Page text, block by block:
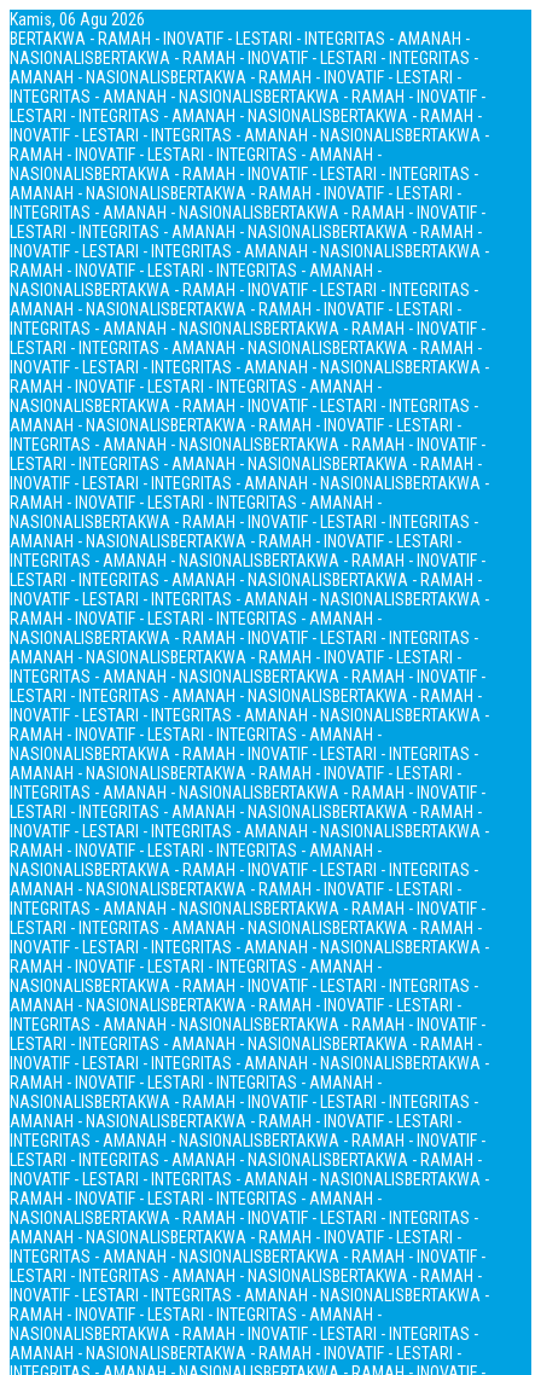
Kamis, 06 Agu 2026
BERTAKWA - RAMAH - INOVATIF - LESTARI - INTEGRITAS - AMANAH -
NASIONALISBERTAKWA - RAMAH - INOVATIF - LESTARI - INTEGRITAS -
AMANAH - NASIONALISBERTAKWA - RAMAH - INOVATIF - LESTARI -
INTEGRITAS - AMANAH - NASIONALISBERTAKWA - RAMAH - INOVATIF -
LESTARI - INTEGRITAS - AMANAH - NASIONALISBERTAKWA - RAMAH -
INOVATIF - LESTARI - INTEGRITAS - AMANAH - NASIONALISBERTAKWA -
RAMAH - INOVATIF - LESTARI - INTEGRITAS - AMANAH -
NASIONALISBERTAKWA - RAMAH - INOVATIF - LESTARI - INTEGRITAS -
AMANAH - NASIONALISBERTAKWA - RAMAH - INOVATIF - LESTARI -
INTEGRITAS - AMANAH - NASIONALISBERTAKWA - RAMAH - INOVATIF -
LESTARI - INTEGRITAS - AMANAH - NASIONALISBERTAKWA - RAMAH -
INOVATIF - LESTARI - INTEGRITAS - AMANAH - NASIONALISBERTAKWA -
RAMAH - INOVATIF - LESTARI - INTEGRITAS - AMANAH -
NASIONALISBERTAKWA - RAMAH - INOVATIF - LESTARI - INTEGRITAS -
AMANAH - NASIONALISBERTAKWA - RAMAH - INOVATIF - LESTARI -
INTEGRITAS - AMANAH - NASIONALISBERTAKWA - RAMAH - INOVATIF -
LESTARI - INTEGRITAS - AMANAH - NASIONALISBERTAKWA - RAMAH -
INOVATIF - LESTARI - INTEGRITAS - AMANAH - NASIONALISBERTAKWA -
RAMAH - INOVATIF - LESTARI - INTEGRITAS - AMANAH -
NASIONALISBERTAKWA - RAMAH - INOVATIF - LESTARI - INTEGRITAS -
AMANAH - NASIONALISBERTAKWA - RAMAH - INOVATIF - LESTARI -
INTEGRITAS - AMANAH - NASIONALISBERTAKWA - RAMAH - INOVATIF -
LESTARI - INTEGRITAS - AMANAH - NASIONALISBERTAKWA - RAMAH -
INOVATIF - LESTARI - INTEGRITAS - AMANAH - NASIONALISBERTAKWA -
RAMAH - INOVATIF - LESTARI - INTEGRITAS - AMANAH -
NASIONALISBERTAKWA - RAMAH - INOVATIF - LESTARI - INTEGRITAS -
AMANAH - NASIONALISBERTAKWA - RAMAH - INOVATIF - LESTARI -
INTEGRITAS - AMANAH - NASIONALISBERTAKWA - RAMAH - INOVATIF -
LESTARI - INTEGRITAS - AMANAH - NASIONALISBERTAKWA - RAMAH -
INOVATIF - LESTARI - INTEGRITAS - AMANAH - NASIONALISBERTAKWA -
RAMAH - INOVATIF - LESTARI - INTEGRITAS - AMANAH -
NASIONALISBERTAKWA - RAMAH - INOVATIF - LESTARI - INTEGRITAS -
AMANAH - NASIONALISBERTAKWA - RAMAH - INOVATIF - LESTARI -
INTEGRITAS - AMANAH - NASIONALISBERTAKWA - RAMAH - INOVATIF -
LESTARI - INTEGRITAS - AMANAH - NASIONALISBERTAKWA - RAMAH -
INOVATIF - LESTARI - INTEGRITAS - AMANAH - NASIONALISBERTAKWA -
RAMAH - INOVATIF - LESTARI - INTEGRITAS - AMANAH -
NASIONALISBERTAKWA - RAMAH - INOVATIF - LESTARI - INTEGRITAS -
AMANAH - NASIONALISBERTAKWA - RAMAH - INOVATIF - LESTARI -
INTEGRITAS - AMANAH - NASIONALISBERTAKWA - RAMAH - INOVATIF -
LESTARI - INTEGRITAS - AMANAH - NASIONALISBERTAKWA - RAMAH -
INOVATIF - LESTARI - INTEGRITAS - AMANAH - NASIONALISBERTAKWA -
RAMAH - INOVATIF - LESTARI - INTEGRITAS - AMANAH -
NASIONALISBERTAKWA - RAMAH - INOVATIF - LESTARI - INTEGRITAS -
AMANAH - NASIONALISBERTAKWA - RAMAH - INOVATIF - LESTARI -
INTEGRITAS - AMANAH - NASIONALISBERTAKWA - RAMAH - INOVATIF -
LESTARI - INTEGRITAS - AMANAH - NASIONALISBERTAKWA - RAMAH -
INOVATIF - LESTARI - INTEGRITAS - AMANAH - NASIONALISBERTAKWA -
RAMAH - INOVATIF - LESTARI - INTEGRITAS - AMANAH -
NASIONALISBERTAKWA - RAMAH - INOVATIF - LESTARI - INTEGRITAS -
AMANAH - NASIONALISBERTAKWA - RAMAH - INOVATIF - LESTARI -
INTEGRITAS - AMANAH - NASIONALISBERTAKWA - RAMAH - INOVATIF -
LESTARI - INTEGRITAS - AMANAH - NASIONALISBERTAKWA - RAMAH -
INOVATIF - LESTARI - INTEGRITAS - AMANAH - NASIONALISBERTAKWA -
RAMAH - INOVATIF - LESTARI - INTEGRITAS - AMANAH -
NASIONALISBERTAKWA - RAMAH - INOVATIF - LESTARI - INTEGRITAS -
AMANAH - NASIONALISBERTAKWA - RAMAH - INOVATIF - LESTARI -
INTEGRITAS - AMANAH - NASIONALISBERTAKWA - RAMAH - INOVATIF -
LESTARI - INTEGRITAS - AMANAH - NASIONALISBERTAKWA - RAMAH -
INOVATIF - LESTARI - INTEGRITAS - AMANAH - NASIONALISBERTAKWA -
RAMAH - INOVATIF - LESTARI - INTEGRITAS - AMANAH -
NASIONALISBERTAKWA - RAMAH - INOVATIF - LESTARI - INTEGRITAS -
AMANAH - NASIONALISBERTAKWA - RAMAH - INOVATIF - LESTARI -
INTEGRITAS - AMANAH - NASIONALISBERTAKWA - RAMAH - INOVATIF -
LESTARI - INTEGRITAS - AMANAH - NASIONALISBERTAKWA - RAMAH -
INOVATIF - LESTARI - INTEGRITAS - AMANAH - NASIONALISBERTAKWA -
RAMAH - INOVATIF - LESTARI - INTEGRITAS - AMANAH -
NASIONALISBERTAKWA - RAMAH - INOVATIF - LESTARI - INTEGRITAS -
AMANAH - NASIONALISBERTAKWA - RAMAH - INOVATIF - LESTARI -